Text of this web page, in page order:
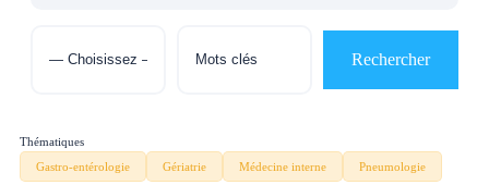
Thématiques
Gastro-entérologie
Gériatrie Médecine interne
Pneumologie